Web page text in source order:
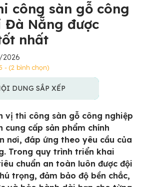
công sàn gỗ công
Đà Nẵng được
nhất
2026
- (2 bình chọn)
DUNG SẮP XẾP
vị thi công sàn gỗ công nghiệp
cung cấp sản phẩm chính
nơi, đáp ứng theo yêu cầu của
Trong quy trình triển khai
chuẩn an toàn luôn được đội
trọng, đảm bảo độ bền chắc,